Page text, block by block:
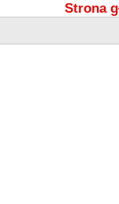
Strona